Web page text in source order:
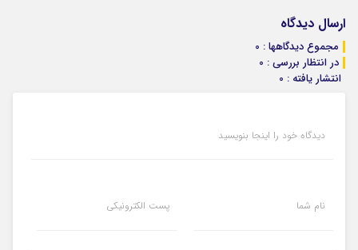
ارسال دیدگاه
مجموع دیدگاهها : 0
در انتظار بررسی : 0
انتشار یافته : 0
دیدگاه خود را اینجا بنویسید
نام شما پست الکترونیکی